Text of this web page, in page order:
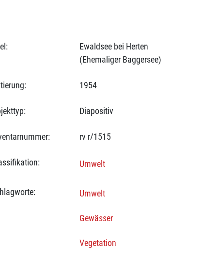
Ewaldsee bei Herten
(Ehemaliger Baggersee)
1954
Diapositiv
rv r/1515
Umwelt
Umwelt
Gewässer
Vegetation